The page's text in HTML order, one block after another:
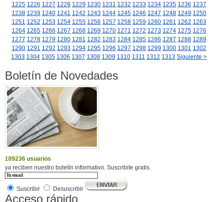
1225 1226 1227 1228 1229 1230 1231 1232 1233 1234 1235 1236 1237
1238 1239 1240 1241 1242 1243 1244 1245 1246 1247 1248 1249 1250
1251 1252 1253 1254 1255 1256 1257 1258 1259 1260 1261 1262 1263
1264 1265 1266 1267 1268 1269 1270 1271 1272 1273 1274 1275 1276
1277 1278 1279 1280 1281 1282 1283 1284 1285 1286 1287 1288 1289
1290 1291 1292 1293 1294 1295 1296 1297 1298 1299 1300 1301 1302
1303 1304 1305 1306 1307 1308 1309 1310 1311 1312 1313 Siguiente >
Boletín de Novedades
109236 usuarios
ya reciben nuestro boletín informativo. Suscribite gratis.
Suscribir Desuscribir
Acceso rápido